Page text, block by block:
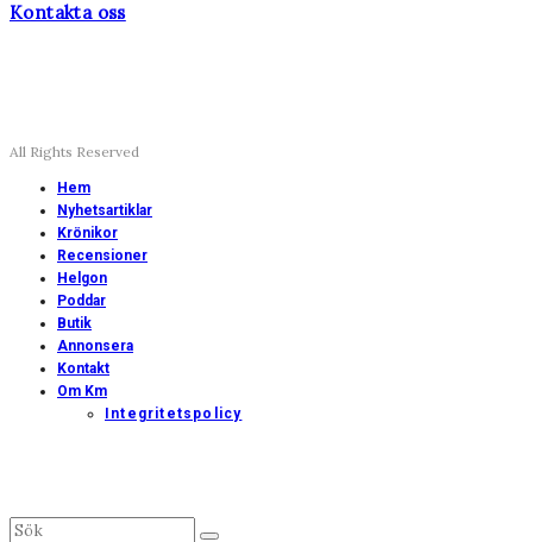
Kontakta oss
All Rights Reserved
Hem
Nyhetsartiklar
Krönikor
Recensioner
Helgon
Poddar
Butik
Annonsera
Kontakt
Om Km
Integritetspolicy